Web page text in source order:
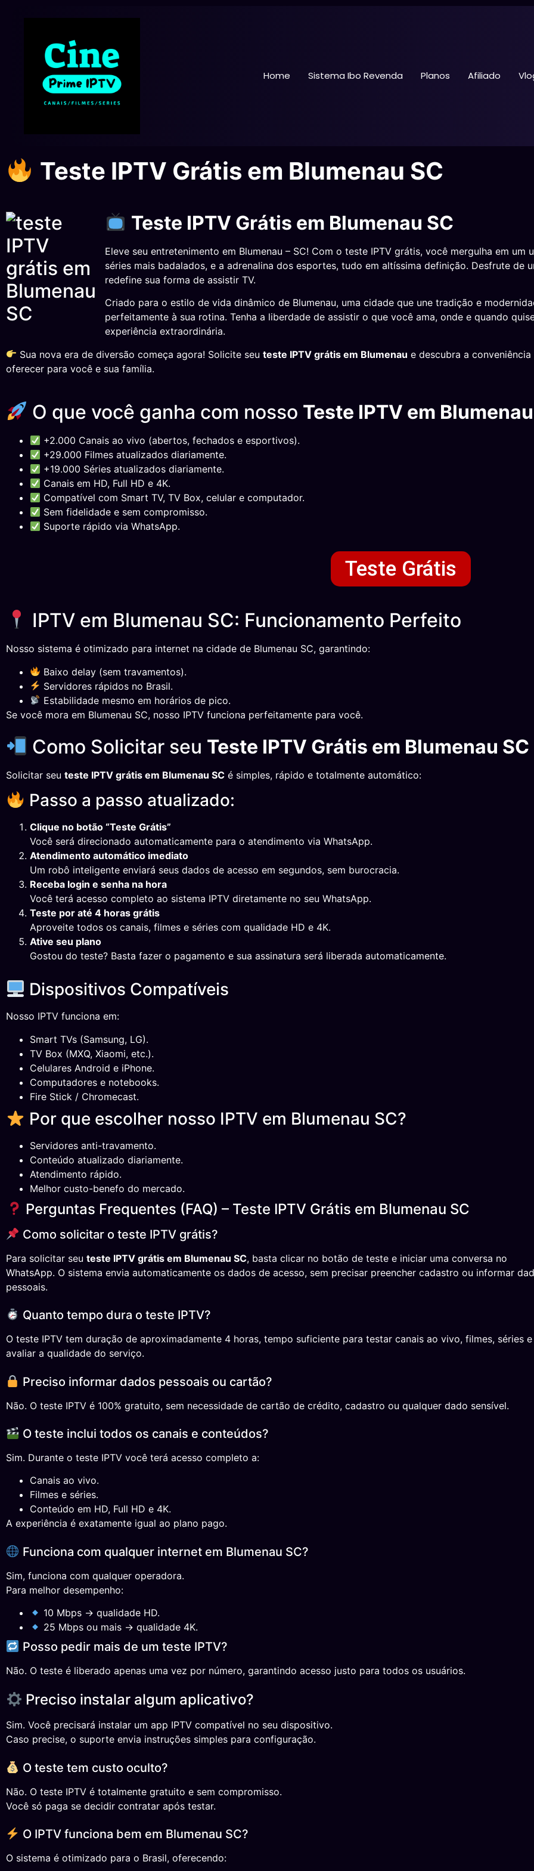
Home Sistema Ibo Revenda Planos Afiliado
Teste IPTV Grátis em Blumenau SC
Teste IPTV Grátis em Blumenau SC
Eleve seu entretenimento em Blumenau – SC! Com o teste IPTV grátis, você mergulha em
séries mais badalados, e a adrenalina dos esportes, tudo em altíssima definição. Desfrute de
redefine sua forma de assistir TV.
Criado para o estilo de vida dinâmico de Blumenau, uma cidade que une tradição e
perfeitamente à sua rotina. Tenha a liberdade de assistir o que você ama, onde e quando
experiência extraordinária.
Sua nova era de diversão começa agora! Solicite seuteste IPTV grátis em Blumenau e descubra a
oferecer para você e sua família.
O que você ganha com nosso Teste IPTV em
+2.000 Canais ao vivo (abertos, fechados e esportivos).
+29.000 Filmes atualizados diariamente.
+19.000 Séries atualizados diariamente.
Canais em HD, Full HD e 4K.
Compatível com Smart TV, TV Box, celular e computador.
Sem fidelidade e sem compromisso.
Suporte rápido via WhatsApp.
Teste Grátis
IPTV em Blumenau SC: Funcionamento Perfeito
Nosso sistema é otimizado para internet na cidade de Blumenau SC, garantindo:
Baixo delay (sem travamentos).
Servidores rápidos no Brasil.
Estabilidade mesmo em horários de pico.
Se você mora em Blumenau SC, nosso IPTV funciona perfeitamente para você.
Como Solicitar seu Teste IPTV Grátis em Blumenau SC
Solicitar seu teste IPTV grátis em Blumenau SC é simples, rápido e totalmente automático:
Passo a passo atualizado:
Clique no botão “Teste Grátis”
Você será direcionado automaticamente para o atendimento via WhatsApp.
Atendimento automático imediato
Um robô inteligente enviará seus dados de acesso em segundos, sem burocracia.
Receba login e senha na hora
Você terá acesso completo ao sistema IPTV diretamente no seu WhatsApp.
Teste por até 4 horas grátis
Aproveite todos os canais, filmes e séries com qualidade HD e 4K.
Ative seu plano
Gostou do teste? Basta fazer o pagamento e sua assinatura será liberada automaticamente.
Dispositivos Compatíveis
Nosso IPTV funciona em:
Smart TVs (Samsung, LG).
TV Box (MXQ, Xiaomi, etc.).
Celulares Android e iPhone.
Computadores e notebooks.
Fire Stick / Chromecast.
Por que escolher nosso IPTV em Blumenau SC?
Servidores anti-travamento.
Conteúdo atualizado diariamente.
Atendimento rápido.
Melhor custo-benefo do mercado.
Perguntas Frequentes (FAQ) – Teste IPTV Grátis em Blumenau SC
Como solicitar o teste IPTV grátis?
Para solicitar seu teste IPTV grátis em Blumenau SC, basta clicar no botão de teste e iniciar uma conversa no
WhatsApp. O sistema envia automaticamente os dados de acesso, sem precisar preencher cadastro ou informar
pessoais.
Quanto tempo dura o teste IPTV?
O teste IPTV tem duração de aproximadamente 4 horas, tempo suficiente para testar canais ao vivo, filmes, séries e
avaliar a qualidade do serviço.
Preciso informar dados pessoais ou cartão?
Não. O teste IPTV é 100% gratuito, sem necessidade de cartão de crédito, cadastro ou qualquer dado sensível.
O teste inclui todos os canais e conteúdos?
Sim. Durante o teste IPTV você terá acesso completo a:
Canais ao vivo.
Filmes e séries.
Conteúdo em HD, Full HD e 4K.
A experiência é exatamente igual ao plano pago.
Funciona com qualquer internet em Blumenau SC?
Sim, funciona com qualquer operadora.
Para melhor desempenho:
10 Mbps → qualidade HD.
25 Mbps ou mais → qualidade 4K.
Posso pedir mais de um teste IPTV?
Não. O teste é liberado apenas uma vez por número, garantindo acesso justo para todos os usuários.
Preciso instalar algum aplicativo?
Sim. Você precisará instalar um app IPTV compatível no seu dispositivo.
Caso precise, o suporte envia instruções simples para configuração.
O teste tem custo oculto?
Não. O teste IPTV é totalmente gratuito e sem compromisso.
Você só paga se decidir contratar após testar.
O IPTV funciona bem em Blumenau SC?
O sistema é otimizado para o Brasil, oferecendo: